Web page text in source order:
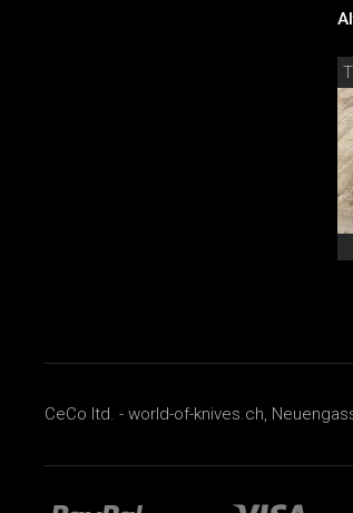
CeCo ltd. - world-of-knives.ch,